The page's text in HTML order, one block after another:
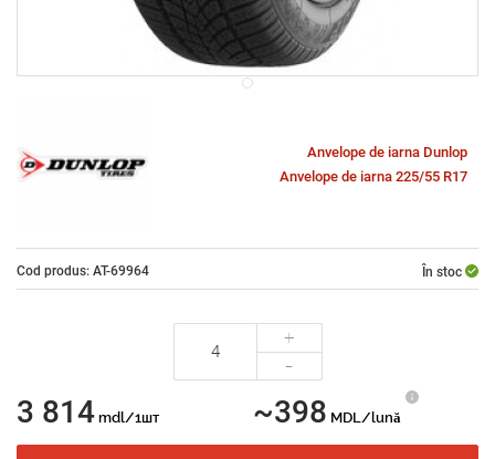
Anvelope de iarna Dunlop
Anvelope de iarna 225/55 R17
Cod produs: AT-69964 În stoc
+
-
3 814 mdl/1шт ~398 MDL/lună